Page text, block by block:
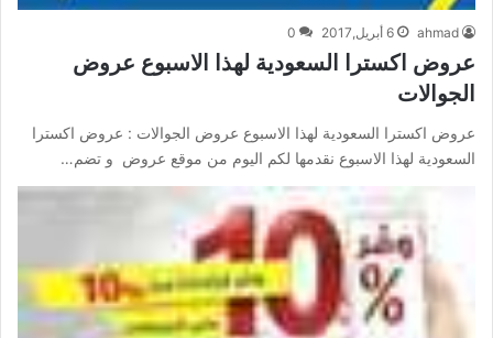
ahmad 6 أبريل,2017 0
عروض اكسترا السعودية لهذا الاسبوع عروض
الجوالات
عروض اكسترا السعودية لهذا الاسبوع عروض الجوالات : عروض اكسترا
السعودية لهذا الاسبوع نقدمها لكم اليوم من موقع عروض و تضم…